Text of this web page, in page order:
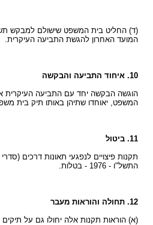
(ד) החליט בית המשפט שישולם למבקש
המועד האחרון להגשת התביעה העיקרית.
10. איחוד התביעה והבקשה
הוגשה הבקשה יחד עם התביעה העיקרית
המשפט, יאוחדו שתיהן באותו תיק בית
11. ביטול
תקנות פיצויים לנפגעי תאונות דרכים
התשל"ו - 1976 - בטלות.
12. תחולה והוראות מעבר
(א) הוראות תקנות אלה יחולו גם על